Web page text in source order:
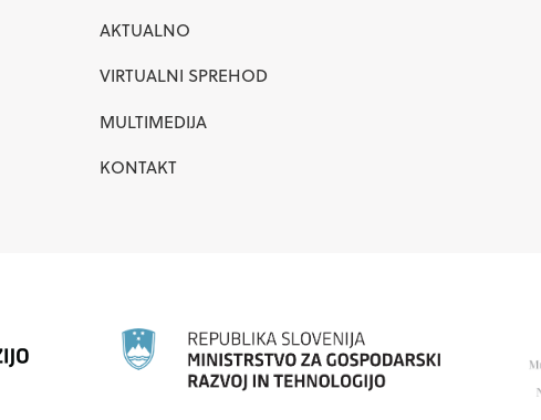
AKTUALNO
VIRTUALNI SPREHOD
MULTIMEDIJA
KONTAKT